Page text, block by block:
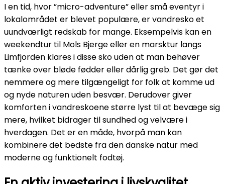
I en tid, hvor ”micro-adventure” eller små eventyr i
lokalområdet er blevet populære, er vandresko et
uundværligt redskab for mange. Eksempelvis kan en
weekendtur til Mols Bjerge eller en marsktur langs
Limfjorden klares i disse sko uden at man behøver
tænke over bløde fødder eller dårlig greb. Det gør det
nemmere og mere tilgængeligt for folk at komme ud
og nyde naturen uden besvær. Derudover giver
komforten i vandreskoene større lyst til at bevæge sig
mere, hvilket bidrager til sundhed og velvære i
hverdagen. Det er en måde, hvorpå man kan
kombinere det bedste fra den danske natur med
moderne og funktionelt fodtøj.